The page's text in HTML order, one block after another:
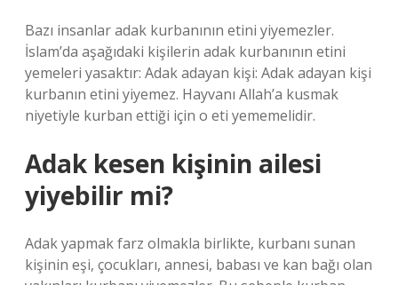
Bazı insanlar adak kurbanının etini yiyemezler.
İslam’da aşağıdaki kişilerin adak kurbanının etini
yemeleri yasaktır: Adak adayan kişi: Adak adayan kişi
kurbanın etini yiyemez. Hayvanı Allah’a kusmak
niyetiyle kurban ettiği için o eti yememelidir.
Adak kesen kişinin ailesi
yiyebilir mi?
Adak yapmak farz olmakla birlikte, kurbanı sunan
kişinin eşi, çocukları, annesi, babası ve kan bağı olan